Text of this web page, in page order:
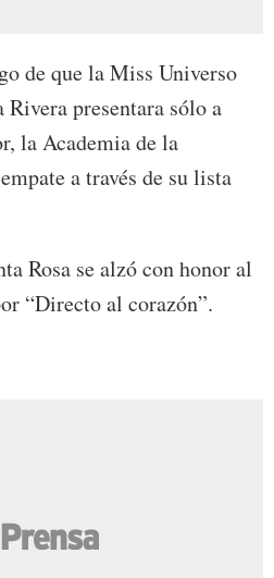
de que la Miss Universo
presentara sólo a
la Academia de la
a través de su lista
Rosa se alzó con honor al
“Directo al corazón”.